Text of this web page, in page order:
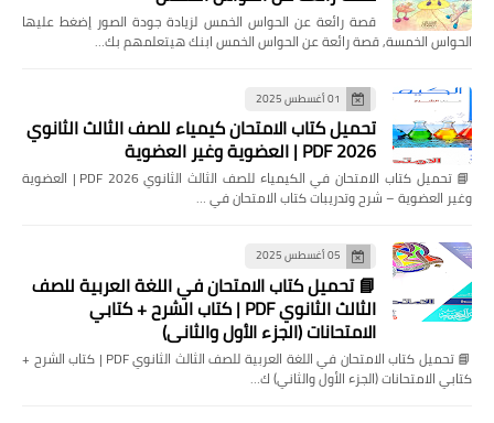
قصة رائعة عن الحواس الخمس لزيادة جودة الصور إضغط عليها
الحواس الخمسة, قصة رائعة عن الحواس الخمس ابنك هيتعلمهم بك…
01 أغسطس 2025
تحميل كتاب الامتحان كيمياء للصف الثالث الثانوي
2026 PDF | العضوية وغير العضوية
📘 تحميل كتاب الامتحان في الكيمياء للصف الثالث الثانوي 2026 PDF | العضوية
وغير العضوية – شرح وتدريبات كتاب الامتحان في …
05 أغسطس 2025
📘 تحميل كتاب الامتحان في اللغة العربية للصف
الثالث الثانوي PDF | كتاب الشرح + كتابي
الامتحانات (الجزء الأول والثاني)
📘 تحميل كتاب الامتحان في اللغة العربية للصف الثالث الثانوي PDF | كتاب الشرح +
كتابي الامتحانات (الجزء الأول والثاني) ك…